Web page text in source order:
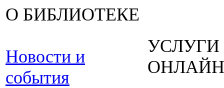
О БИБЛИОТЕКЕ
Новости и
события
УСЛУГИ
ОНЛАЙН